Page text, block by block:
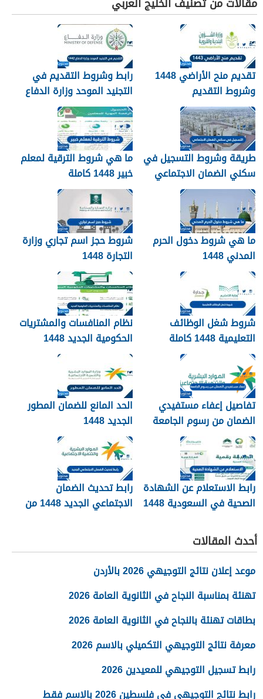
تقديم منح الأراضي 1448
وشروط التقديم
رابط وشروط التقديم في
التجنيد الموحد وزارة الدفاع
1448
طريقة وشروط التسجيل في
سكني الضمان الاجتماعي
1448
ما هي شروط الترقية لمعلم
خبير 1448 كاملة
ما هي شروط دخول الحرم
المدني 1448
شروط حجز اسم تجاري وزارة
التجارة 1448
شروط شغل الوظائف
التعليمية 1448 كاملة
نظام المنافسات والمشتريات
الحكومية الجديد 1448
تفاصيل إعفاء مستفيدي
الضمان من رسوم الجامعة
1448
الحد المانع للضمان المطور
الجديد 1448
رابط الاستعلام عن الشهادة
الصحية في السعودية 1448
رابط تحديث الضمان
الاجتماعي الجديد 1448 من
أحدث المقالات
موعد إعلان نتائج التوجيهي 2026 بالأردن
تهنئة بمناسبة النجاح في الثانوية العامة 2026
بطاقات تهنئة بالنجاح في الثانوية العامة 2026
معرفة نتائج التوجيهي التكميلي بالاسم 2026
رابط تسجيل التوجيهي للمعيدين 2026
رابط نتائج التوجيهي في فلسطين 2026 بالاسم فقط